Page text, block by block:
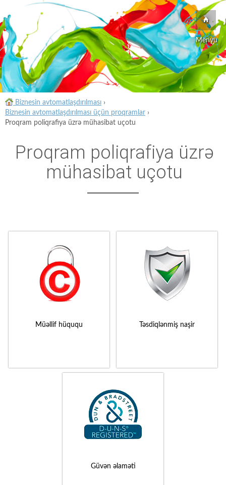
Menyu
Biznesin avtomatlaşdırılması ›
Biznesin avtomatlaşdırılması üçün proqramlar ›
Proqram poliqrafiya üzrə mühasibat uçotu
Proqram poliqrafiya üzrə
mühasibat uçotu
Müəllif hüququ Təsdiqlənmiş naşir
Güvən əlaməti